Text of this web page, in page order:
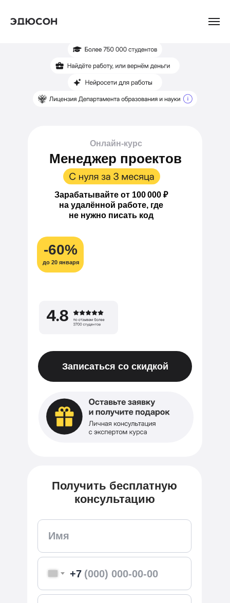
Менеджер проектов
Онлайн-курс
+7
Получить бесплатную
консультацию
Записаться со скидкой
-60%
до 20 января
Зарабатывайте от 100 000 ₽
на удалённой работе, где
не нужно писать код